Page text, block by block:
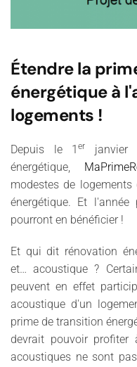
Étendre la
énergétique à
logements !
Depuis le 1 er
janvier
énergétique,
modestes de
énergétique. Et
pourront en bénéficier !
Et qui dit rénovation
et… acoustique ?
peuvent en effet
acoustique d'un
prime de transition
devrait pouvoir profiter
acoustiques ne sont